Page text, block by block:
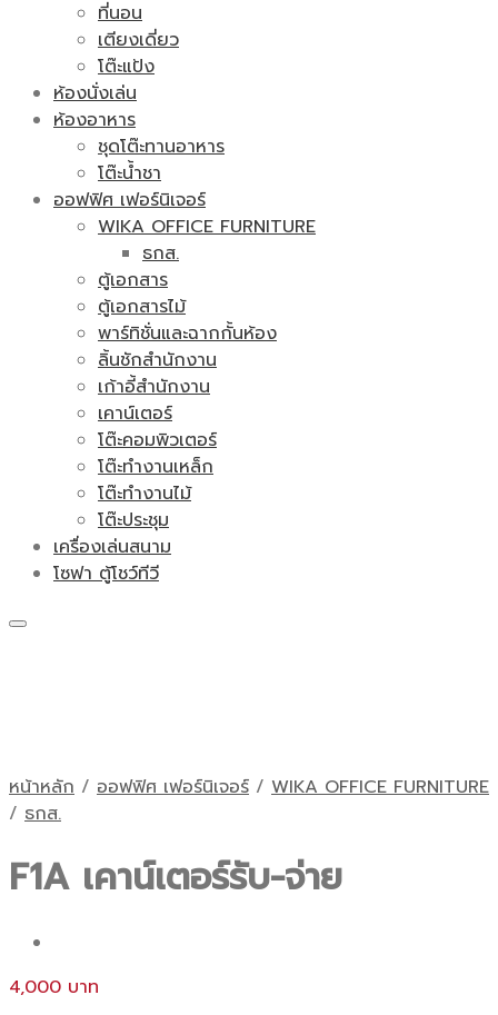
ที่นอน
เตียงเดี่ยว
โต๊ะแป้ง
ห้องนั่งเล่น
ห้องอาหาร
ชุดโต๊ะทานอาหาร
โต๊ะน้ำชา
ออฟฟิศ เฟอร์นิเจอร์
WIKA OFFICE FURNITURE
ธกส.
ตู้เอกสาร
ตู้เอกสารไม้
พาร์ทิชั่นและฉากกั้นห้อง
ลิ้นชักสำนักงาน
เก้าอี้สำนักงาน
เคาน์เตอร์
โต๊ะคอมพิวเตอร์
โต๊ะทำงานเหล็ก
โต๊ะทำงานไม้
โต๊ะประชุม
เครื่องเล่นสนาม
โซฟา ตู้โชว์ทีวี
หน้าหลัก / ออฟฟิศ เฟอร์นิเจอร์ / WIKA OFFICE FURNITURE
/ ธกส.
F1A เคาน์เตอร์รับ-จ่าย
4,000